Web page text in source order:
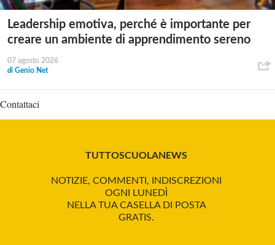
Leadership emotiva, perché è importante per
creare un ambiente di apprendimento sereno
07 agosto 2026
di Genio Net
Contattaci
TUTTOSCUOLANEWS
NOTIZIE, COMMENTI, INDISCREZIONI
OGNI LUNEDÌ
NELLA TUA CASELLA DI POSTA
GRATIS.